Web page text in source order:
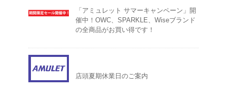
「アミュレット サマーキャンペーン」開
催中！OWC、SPARKLE、Wiseブランド
の全商品がお買い得です！
店頭夏期休業日のご案内